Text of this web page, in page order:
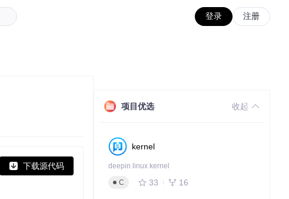
登录 注册
下载源代码
项目优选 收起
kernel
deepin linux kernel
C
33 16